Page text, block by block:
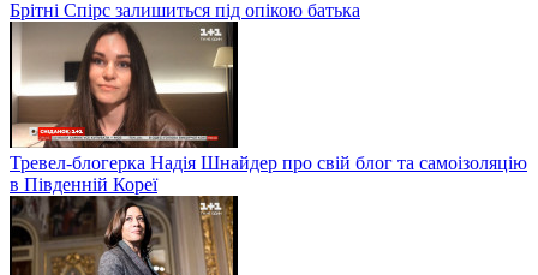
Брітні Спірс залишиться під опікою батька
Тревел-блогерка Надія Шнайдер про свій блог та самоізоляцію
в Південній Кореї